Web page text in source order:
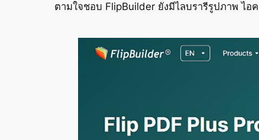
ตามใจชอบ FlipBuilder ยังมีไลบรารีรูปภาพ ไ